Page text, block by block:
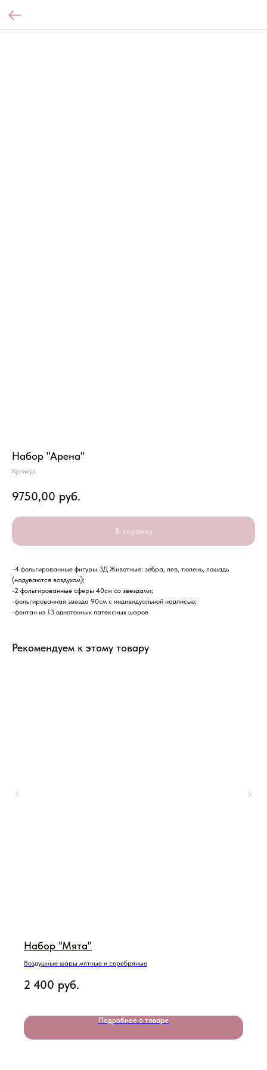
Набор "Арена"
Артикул:
9750,00 руб.
В корзину
-4 фольгированные фигуры 3Д Животные: зебра, лев, тюлень, лошадь
(надуваются воздухом);
-2 фольгированные сферы 40см со звездами;
-фольгированная звезда 90см с индивидуальной надписью;
-фонтан из 13 однотонных латексных шаров
Рекомендуем к этому товару
Набор "Мята"
Воздушные шары мятные и серебряные
2 400 руб.
Подробнее о товаре